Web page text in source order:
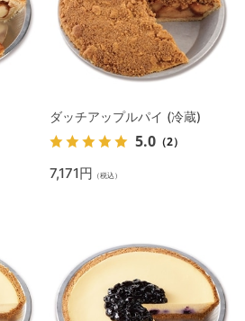
ダッチアップルパイ (冷蔵)
5.0 （2）
7,171円 （税込）